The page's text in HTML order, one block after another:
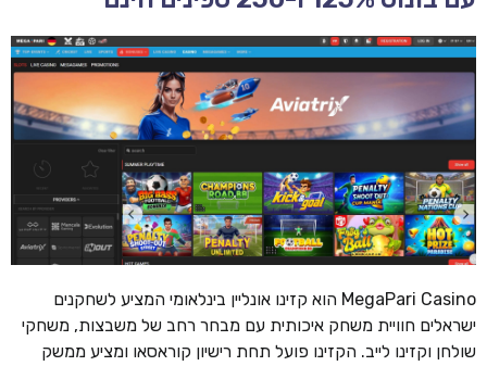
MegaPari Casino הוא קזינו אונליין בינלאומי המציע לשחקנים
ישראלים חוויית משחק איכותית עם מבחר רחב של משבצות, משחקי
שולחן וקזינו לייב. הקזינו פועל תחת רישיון קוראסאו ומציע ממשק